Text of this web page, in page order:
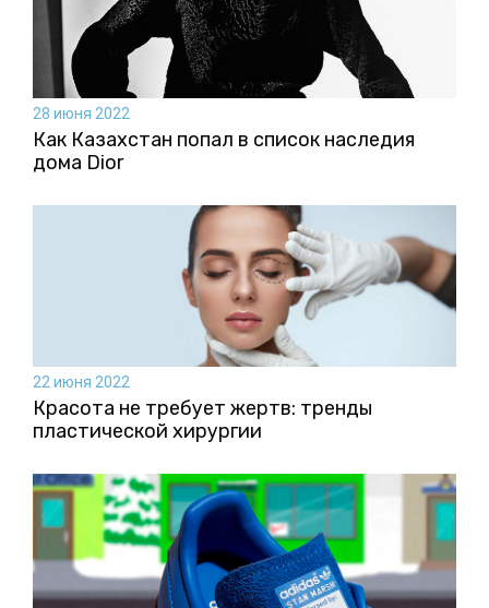
28 июня 2022
Как Казахстан попал в список наследия
дома Dior
22 июня 2022
Красота не требует жертв: тренды
пластической хирургии